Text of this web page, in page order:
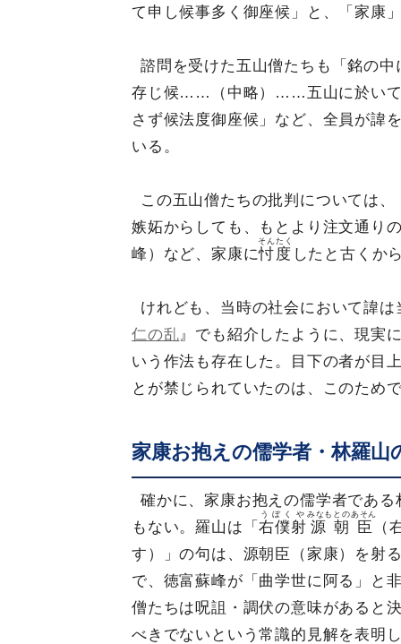
て申し候事多く御座候」と、「家康
諮問を受けた五山僧たちも「銘の中
存じ候……（中略）……五山に於いて
さず候法度御座候」など、全員が諱
いる。
この五山僧たちの批判については
嫉妬からしても、もとより注文通り
峰）など、家康に忖度
そんたく
したと古くか
けれども、当時の社会において諱
仁の乱』でも紹介したように、現実
いう作法も存在した。目下の者が目
とが禁じられていたのは、このため
家康お抱えの儒学者・林羅
確かに、家康お抱えの儒学者であ
もない。羅山は「右僕射
うぼくや
源朝臣
みなもとのあそん
（
す）」の句は、源朝臣（家康）を射
で、徳富蘇峰が「曲学世に阿る」と
僧たちは呪詛・調伏の意味があると
べきでないという常識的見解を表明